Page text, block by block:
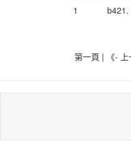
1 b421.
第一頁 | 《-